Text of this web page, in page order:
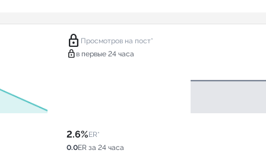
lock Просмотров на пост*
lock в первые 24 часа
2.6%ER*
0.0ER за 24 часа